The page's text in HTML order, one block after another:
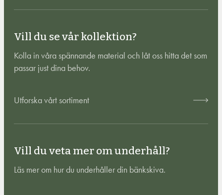
Vill du se vår kollektion?
Kolla in våra spännande material och låt oss hitta det som
passar just dina behov.
Utforska vårt sortiment
Vill du veta mer om underhåll?
Läs mer om hur du underhåller din bänkskiva.